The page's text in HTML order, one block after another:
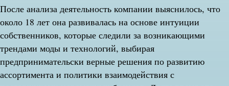
После анализа деятельность компании выяснилось, что
около 18 лет она развивалась на основе интуиции
собственников, которые следили за возникающими
трендами моды и технологий, выбирая
предпринимательски верные решения по развитию
ассортимента и политики взаимодействия с